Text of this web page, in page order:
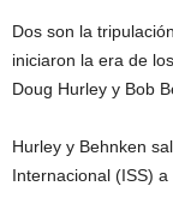
Dos son la
iniciaron la era de
Doug Hurley y Bob
Hurley y Behnken
Internacional (ISS) a